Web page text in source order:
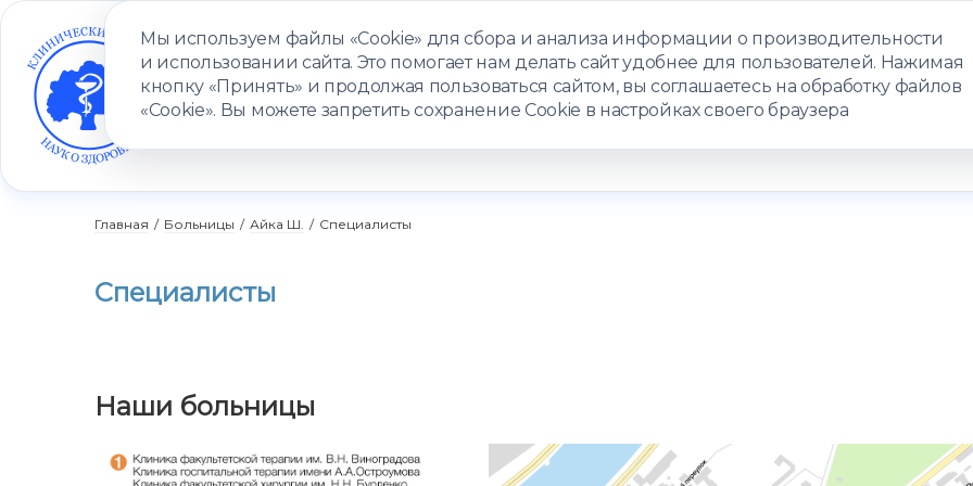
Мы используем файлы «Cookie» для сбора и анализа информации о производительности
и использовании сайта. Это помогает нам делать сайт удобнее для пользователей. Нажимая
кнопку «Принять» и продолжая пользоваться сайтом, вы соглашаетесь на обработку файлов
«Cookie». Вы можете запретить сохранение Cookie в настройках своего браузера
ЗАПИСАТЬСЯ
Главная / Больницы / Айка Ш. / Специалисты
Специалисты
Наши больницы